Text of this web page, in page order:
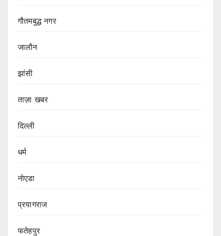
गौतमबुद्ध नगर
जालौन
झांसी
ताज़ा खबर
दिल्ली
धर्म
नोएडा
प्रयागराज
फतेहपुर